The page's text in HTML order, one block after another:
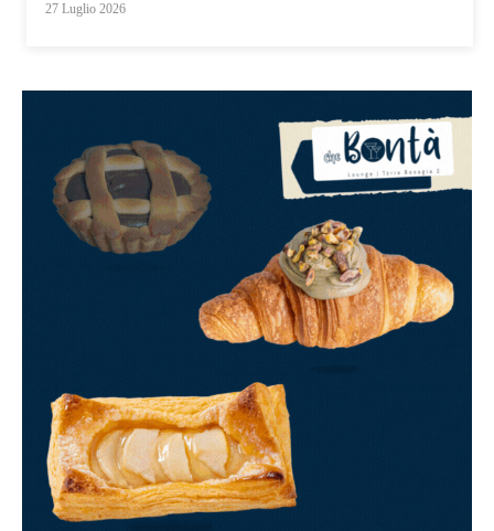
27 Luglio 2026